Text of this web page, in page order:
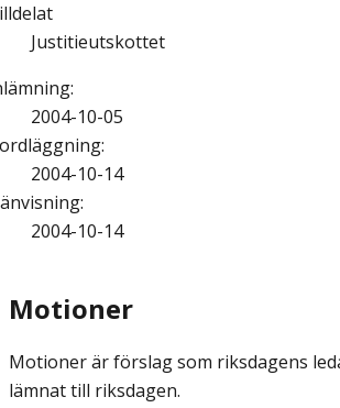
Justitieutskottet
:
2004-10-05
:
2004-10-14
:
2004-10-14
Motioner
Motioner är förslag som riksdagens
lämnat till riksdagen.